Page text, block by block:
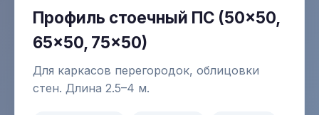
Профиль стоечный ПС (50×50,
65×50, 75×50)
Для каркасов перегородок, облицовки
стен. Длина 2.5–4 м.